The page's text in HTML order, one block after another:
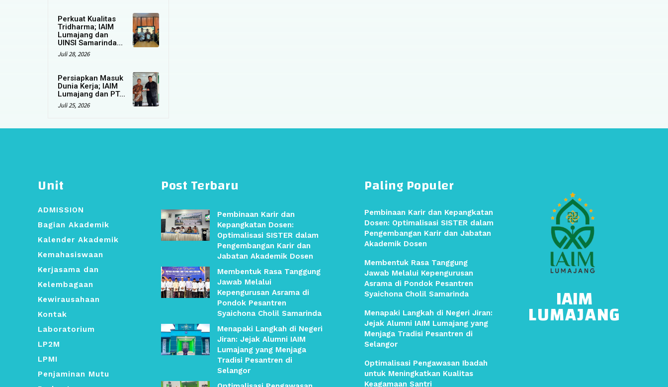
Perkuat Kualitas
Tridharma; IAIM
Lumajang dan
UINSI Samarinda...
Juli 28, 2026
Persiapkan Masuk
Dunia Kerja; IAIM
Lumajang dan PT...
Juli 25, 2026
Unit
ADMISSION
Bagian Akademik
Kalender Akademik
Kemahasiswaan
Kerjasama dan
Kelembagaan
Kewirausahaan
Kontak
Laboratorium
LP2M
LPMI
Penjaminan Mutu
Post Terbaru
Pembinaan Karir dan
Kepangkatan Dosen:
Optimalisasi SISTER dalam
Pengembangan Karir dan
Jabatan Akademik Dosen
Membentuk Rasa Tanggung
Jawab Melalui
Kepengurusan Asrama di
Pondok Pesantren
Syaichona Cholil Samarinda
Menapaki Langkah di Negeri
Jiran: Jejak Alumni IAIM
Lumajang yang Menjaga
Tradisi Pesantren di
Selangor
Paling Populer
Pembinaan Karir dan Kepangkatan
Dosen: Optimalisasi SISTER dalam
Pengembangan Karir dan Jabatan
Akademik Dosen
Membentuk Rasa Tanggung
Jawab Melalui Kepengurusan
Asrama di Pondok Pesantren
Syaichona Cholil Samarinda
Menapaki Langkah di Negeri Jiran:
Jejak Alumni IAIM Lumajang yang
Menjaga Tradisi Pesantren di
Selangor
Optimalisasi Pengawasan Ibadah
untuk Meningkatkan Kualitas
Keagamaan Santri
IAIM
LUMAJANG